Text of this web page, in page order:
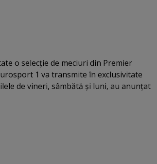
o selecţie de meciuri din Premier
1 va transmite în exclusivitate
de vineri, sâmbătă şi luni, au anunţat